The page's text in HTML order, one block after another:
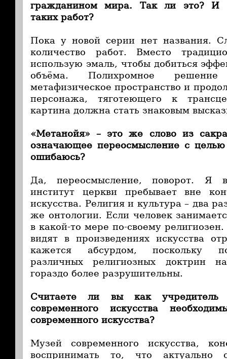
гражданином мира. Так ли это? И
таких работ?
Пока у новой серии нет названия.
количество работ. Вместо
использую эмаль, чтобы добиться
объёма. Полихромное
метафизическое пространство и
персонажа, тяготеющего к
картина должна стать знаковым
«Метанойя» – это же слово из
означающее переосмысление с
ошибаюсь?
Да, переосмысление, поворот. Я
институт церкви пребывает вне
искусства. Религия и культура – два
же онтологии. Если человек
в какой-то мере по-своему
видят в произведениях искусства
кажется абсурдом, поскольку
различных религиозных доктрин
гораздо более разрушительны.
Считаете ли вы как учредитель
современного искусства
современного искусства?
Музей современного искусства,
воспринимать то, что